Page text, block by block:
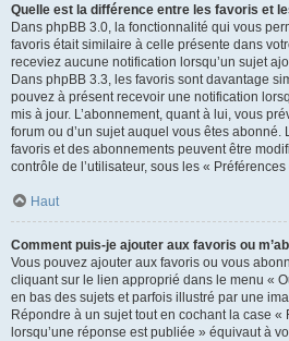
Quelle est la différence entre les favoris et
Dans phpBB 3.0, la fonctionnalité qui vous
favoris était similaire à celle présente dans
receviez aucune notification lorsqu’un sujet
Dans phpBB 3.3, les favoris sont davantage
pouvez à présent recevoir une notification
mis à jour. L’abonnement, quant à lui, vous
forum ou d’un sujet auquel vous êtes
favoris et des abonnements peuvent être
contrôle de l’utilisateur, sous les «
Haut
Comment puis-je ajouter aux favoris ou
Vous pouvez ajouter aux favoris ou vous
cliquant sur le lien approprié dans le menu «
en bas des sujets et parfois illustré par une
Répondre à un sujet tout en cochant la case «
lorsqu’une réponse est publiée » équivaut à